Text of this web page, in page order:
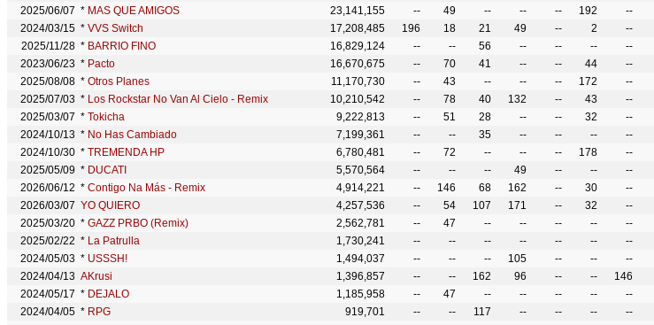
2025/06/07 * MAS QUE AMIGOS 23,141,155 -- 49 -- -- -- 192 --
2024/03/15 * VVS Switch 17,208,485 196 18 21 49 -- 2 --
2025/11/28 * BARRIO FINO 16,829,124 -- -- 56 -- -- -- --
2023/06/23 * Pacto 16,670,675 -- 70 41 -- -- 44 --
2025/08/08 * Otros Planes 11,170,730 -- 43 -- -- -- 172 --
2025/07/03 * Los Rockstar No Van Al Cielo - Remix 10,210,542 -- 78 40 132 -- 43 --
2025/03/07 * Tokicha 9,222,813 -- 51 28 -- -- 32 --
2024/10/13 * No Has Cambiado 7,199,361 -- -- 35 -- -- -- --
2024/10/30 * TREMENDA HP 6,780,481 -- 72 -- -- -- 178 --
2025/05/09 * DUCATI 5,570,564 -- -- -- 49 -- -- --
2026/06/12 * Contigo Na Más - Remix 4,914,221 -- 146 68 162 -- 30 --
2026/03/07 YO QUIERO 4,257,536 -- 54 107 171 -- 32 --
2025/03/20 * GAZZ PRBO (Remix) 2,562,781 -- 47 -- -- -- -- --
2025/02/22 * La Patrulla 1,730,241 -- -- -- -- -- -- --
2024/05/03 * USSSH! 1,494,037 -- -- -- 105 -- -- --
2024/04/13 AKrusi 1,396,857 -- -- 162 96 -- -- 146
2024/05/17 * DEJALO 1,185,958 -- 47 -- -- -- -- --
2024/04/05 * RPG 919,701 -- -- 117 -- -- -- --